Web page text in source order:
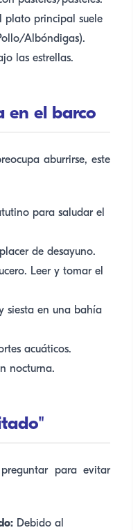
plato principal suele
Albóndigas).
las estrellas.
en el barco
aburrirse, este
para saludar el
de desayuno.
Leer y tomar el
siesta en una bahía
acuáticos.
nocturna.
para evitar
Debido al